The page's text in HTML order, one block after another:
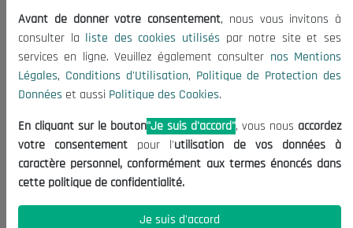
Conditions d'Utilisation
Politique de Protection des Données
Politique des Cookies
Nous Contacter
(+213) 021 98 01 00|01|02
contact@cnese.dz
Suggestions ou Initiatives ?
Newsletter
dernières nouvelles.
Avant de donner votre consentement, nous vous invitons à
consulter la liste des cookies utilisés par notre site et ses
services en ligne. Veuillez également consulter nos Mentions
Légales, Conditions d'Utilisation, Politique de Protection des
Données et aussi Politique des Cookies.
En cliquant sur le bouton"Je suis d'accord", vous nous accordez
votre consentement pour l'utilisation de vos données à
caractère personnel, conformément aux termes énoncés dans
cette politique de confidentialité.
Je suis d'accord